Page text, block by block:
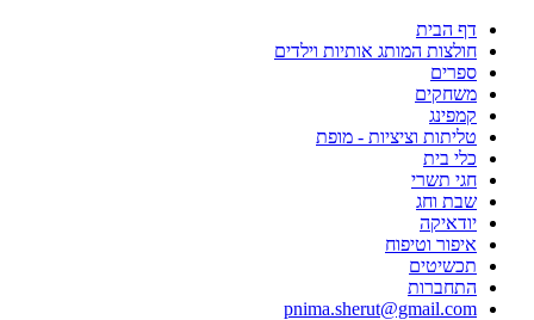
דף הבית
חולצות המותג אותיות וילדים
ספרים
משחקים
קמפינג
טליתות וציציות - מופת
כלי בית
חגי תשרי
שבת וחג
יודאיקה
איפור וטיפוח
תכשיטים
התחברות
pnima.sherut@gmail.com